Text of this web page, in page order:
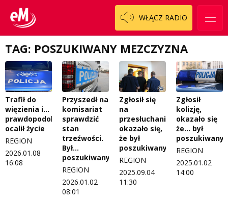
WŁĄCZ RADIO
Staszowski
Włoszczowski
Cały ten sport
Dzieciaki Cudaki
Fascynująca nauka
Historia na fali
Modna kultura
OdNowa
Pacjent, którego nie zapomnę
Pasjonaci
Piąta strona świata
Prawdę mówiąc
Koncert życzeń
Kontakt
O nas
Regulamin programu Patron
Zespół
Logo do pobrania
Regulamin konkursów
Regulamin przesyłania materiałów
Regulamin sklepu internetowego
TAG: POSZUKIWANY MEZCZYZNA
Trafił do
więzienia i…
prawdopodobnie
ocalił życie
REGION
2026.01.08
16:08
Przyszedł na
komisariat
sprawdzić
stan
trzeźwości.
Był…
poszukiwany
REGION
2026.01.02
08:01
Zgłosił się
na
przesłuchanie…
okazało się,
że był
poszukiwany
REGION
2025.09.04
11:30
Zgłosił
kolizję,
okazało się
że… był
poszukiwany
REGION
2025.01.02
14:00